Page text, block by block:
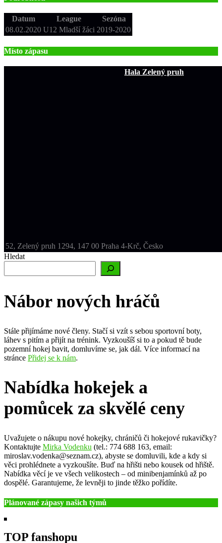
Datum League
Sezóna
08.02.2020 U12 Mladší žáci 2019-2020
Místo zápasu
Hala Zelený pruh
52, Zelený pruh 1294, 147 00 Praha 4-Krč, Česko
Hledat
Nábor nových hráčů
Stále přijímáme nové členy. Stačí si vzít s sebou sportovní boty,
láhev s pitím a přijít na trénink. Vyzkoušíš si to a pokud tě bude
pozemní hokej bavit, domluvíme se, jak dál. Více informací na
stránce Přidej se k nám.
Nabídka hokejek a
pomůcek za skvělé ceny
Uvažujete o nákupu nové hokejky, chráničů či hokejové rukavičky?
Kontaktujte Mirka Vodenku (tel.: 774 688 163, email:
miroslav.vodenka@seznam.cz), abyste se domluvili, kde a kdy si
věci prohlédnete a vyzkoušíte. Buď na hřišti nebo kousek od hřiště.
Nabídka věcí je ve všech velikostech – od minibenjamínků až po
dospělé. Garantujeme, že levněji to jinde těžko pořídíte.
Plánované zápasy našich týmů
TOP fanshopu